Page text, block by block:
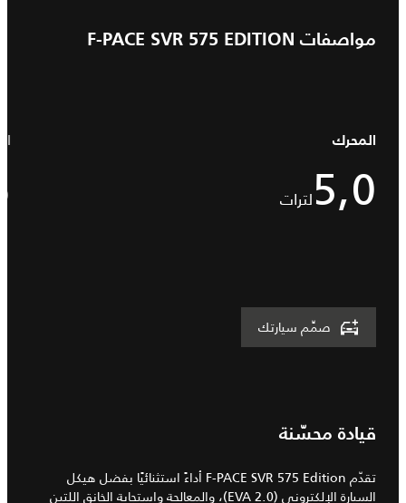
مواصفات F-PACE SVR 575 EDITION
المحرك
5,0لترات
صمِّم سيارتك
قيادة محسّنة
تقدّم F-PACE SVR 575 Edition أداءً استثنائيًا بفضل هيكل
السيارة الإلكتروني (EVA 2.0)، والمعالجة واستجابة الخانق اللتين